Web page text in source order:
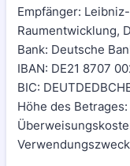
Empfänger:
Raumentwicklung,
Bank: Deutsche
IBAN: DE21 8707
BIC:
Höhe des